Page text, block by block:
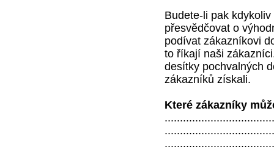
Budete-li pak
přesvědčovat o
podívat zákazníkovi
to říkají naši
desítky pochvalných
zákazníků získali.
Které zákazníky